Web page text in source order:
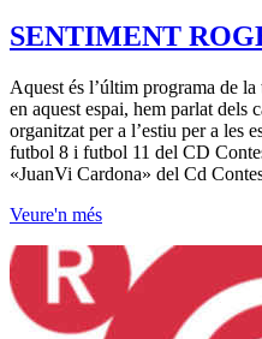
SENTIMENT
Aquest és l’últim programa de
en aquest espai, hem parlat dels
organitzat per a l’estiu per a les
futbol 8 i futbol 11 del CD
«JuanVi Cardona» del Cd
Veure'n més